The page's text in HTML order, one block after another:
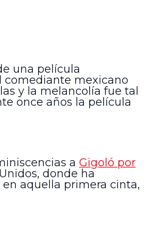
una película
comediante mexicano
y la melancolía fue tal
once años la película
a Gigoló por
donde ha
aquella primera cinta,